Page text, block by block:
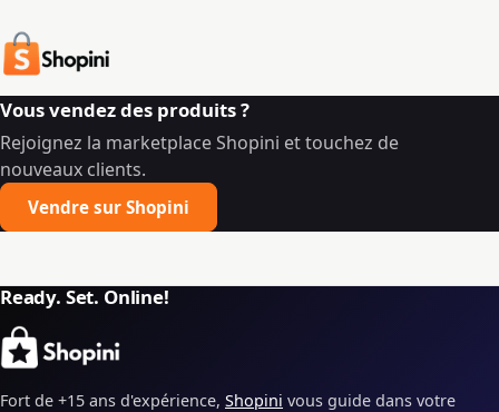
Vous vendez des produits ?
Rejoignez la marketplace Shopini et touchez de
nouveaux clients.
Vendre sur Shopini
Ready. Set. Online!
Fort de +15 ans d'expérience, Shopini vous guide dans votre